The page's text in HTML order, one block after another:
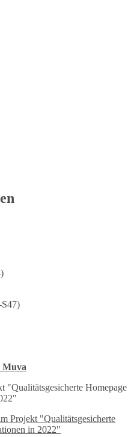
Muva
"Qualitätsgesicherte Homepage